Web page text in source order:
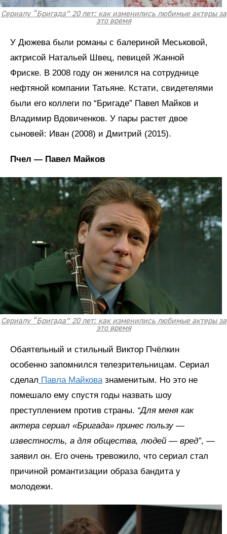
Сериалу “Бригада” 20 лет: как изменились любимые актеры за
это время
У Дюжева были романы с балериной Меськовой,
актрисой Натальей Швец, певицей Жанной
Фриске. В 2008 году он женился на сотруднице
нефтяной компании Татьяне. Кстати, свидетелями
были его коллеги по “Бригаде” Павел Майков и
Владимир Вдовиченков. У пары растет двое
сыновей: Иван (2008) и Дмитрий (2015).
Пчел — Павел Майков
Сериалу “Бригада” 20 лет: как изменились любимые актеры за
это время
Обаятельный и стильный Виктор Пчёлкин
особенно запомнился телезрительницам. Сериал
сделал Павла Майковазнаменитым. Но это не
помешало ему спустя годы назвать шоу
преступлением против страны. “Для меня как
актера сериал «Бригада» принес пользу —
известность, а для общества, людей — вред”, —
заявил он. Его очень тревожило, что сериал стал
причиной романтизации образа бандита у
молодежи.